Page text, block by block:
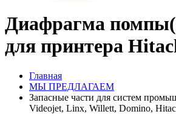
Диафрагма
для принтера
Главная
МЫ ПРЕДЛАГАЕМ
Запасные части для систем
Videojet, Linx, Willett, Domino,